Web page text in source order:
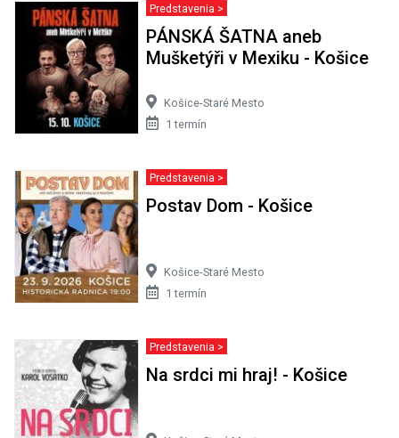
Predstavenia >
PÁNSKÁ ŠATNA aneb
Mušketýři v Mexiku - Košice
Košice-Staré Mesto
1 termín
Predstavenia >
Postav Dom - Košice
Košice-Staré Mesto
1 termín
Predstavenia >
Na srdci mi hraj! - Košice